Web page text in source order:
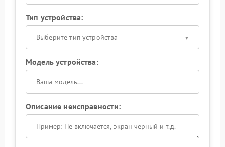
Тип устройства:
Выберите тип устройства
Модель устройства:
Описание неисправности: